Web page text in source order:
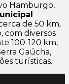
Hamburgo,
de 50 km,
com diversos
100-120 km,
Gaúcha,
turísticas.